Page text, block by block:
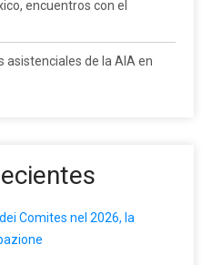
encuentros con el
asistenciales de la AIA en
Comites nel 2026, la